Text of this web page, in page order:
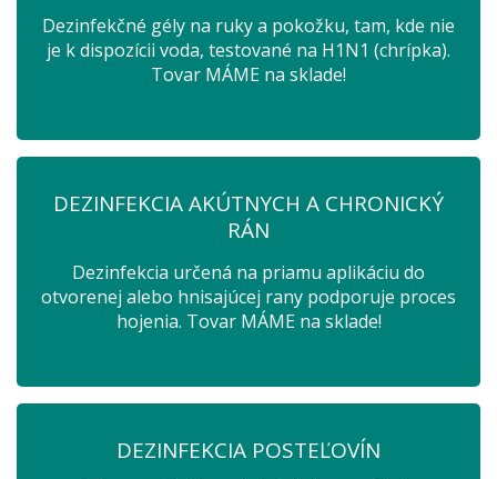
Dezinfekčné gély na ruky a pokožku, tam, kde nie
je k dispozícii voda, testované na H1N1 (chrípka).
Tovar MÁME na sklade!
DEZINFEKCIA AKÚTNYCH A CHRONICKÝ
RÁN
Dezinfekcia určená na priamu aplikáciu do
otvorenej alebo hnisajúcej rany podporuje proces
hojenia. Tovar MÁME na sklade!
DEZINFEKCIA POSTEĽOVÍN